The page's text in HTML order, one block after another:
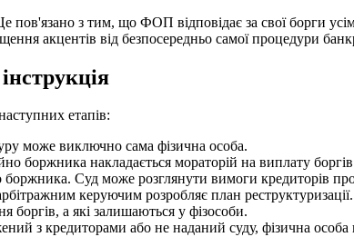
з тим, що ФОП відповідає за свої борги
акцентів від безпосередньо самої процедури
етапів:
може виключно сама фізична особа.
боржника накладається мораторій на виплату
Суд може розглянути вимоги кредиторів
керуючим розробляє план
а які залишаються у фізособи.
з кредиторами або не наданий суду, фізична